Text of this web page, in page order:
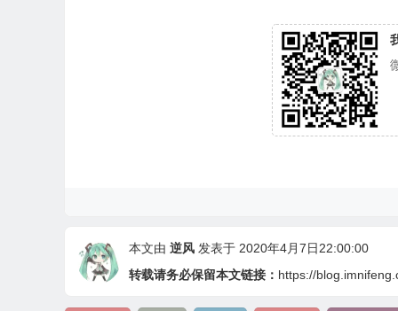
本文由 逆风 发表于 2020年4月7日22:00:00
转载请务必保留本文链接： https://